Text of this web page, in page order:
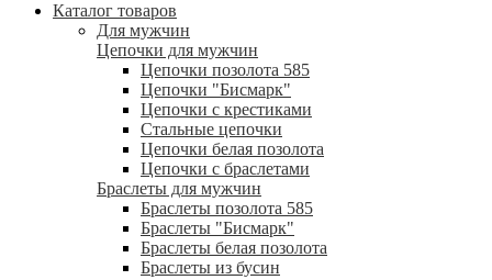
Каталог товаров
Для мужчин
Цепочки для мужчин
Цепочки позолота 585
Цепочки "Бисмарк"
Цепочки с крестиками
Стальные цепочки
Цепочки белая позолота
Цепочки с браслетами
Браслеты для мужчин
Браслеты позолота 585
Браслеты "Бисмарк"
Браслеты белая позолота
Браслеты из бусин